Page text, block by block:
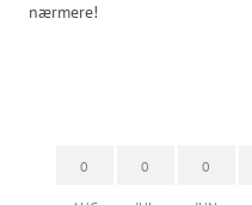
nærmere!
0 0 0